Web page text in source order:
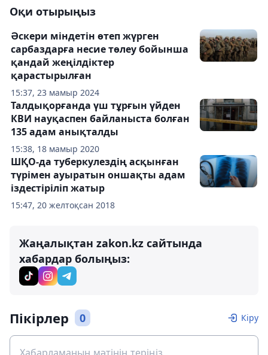
Оқи отырыңыз
15:37, 23 мамыр 2024
Әскери міндетін өтеп жүрген
сарбаздарға несие төлеу бойынша
қандай жеңілдіктер
қарастырылған
15:38, 18 мамыр 2020
Талдықорғанда үш тұрғын үйден
КВИ науқаспен байланыста болған
135 адам анықталды
15:47, 20 желтоқсан 2018
ШҚО-да туберкулездің асқынған
түрімен ауыратын оншақты адам
іздестіріліп жатыр
Жаңалықтан zakon.kz сайтында
хабардар болыңыз:
Пікірлер 0 Кіру